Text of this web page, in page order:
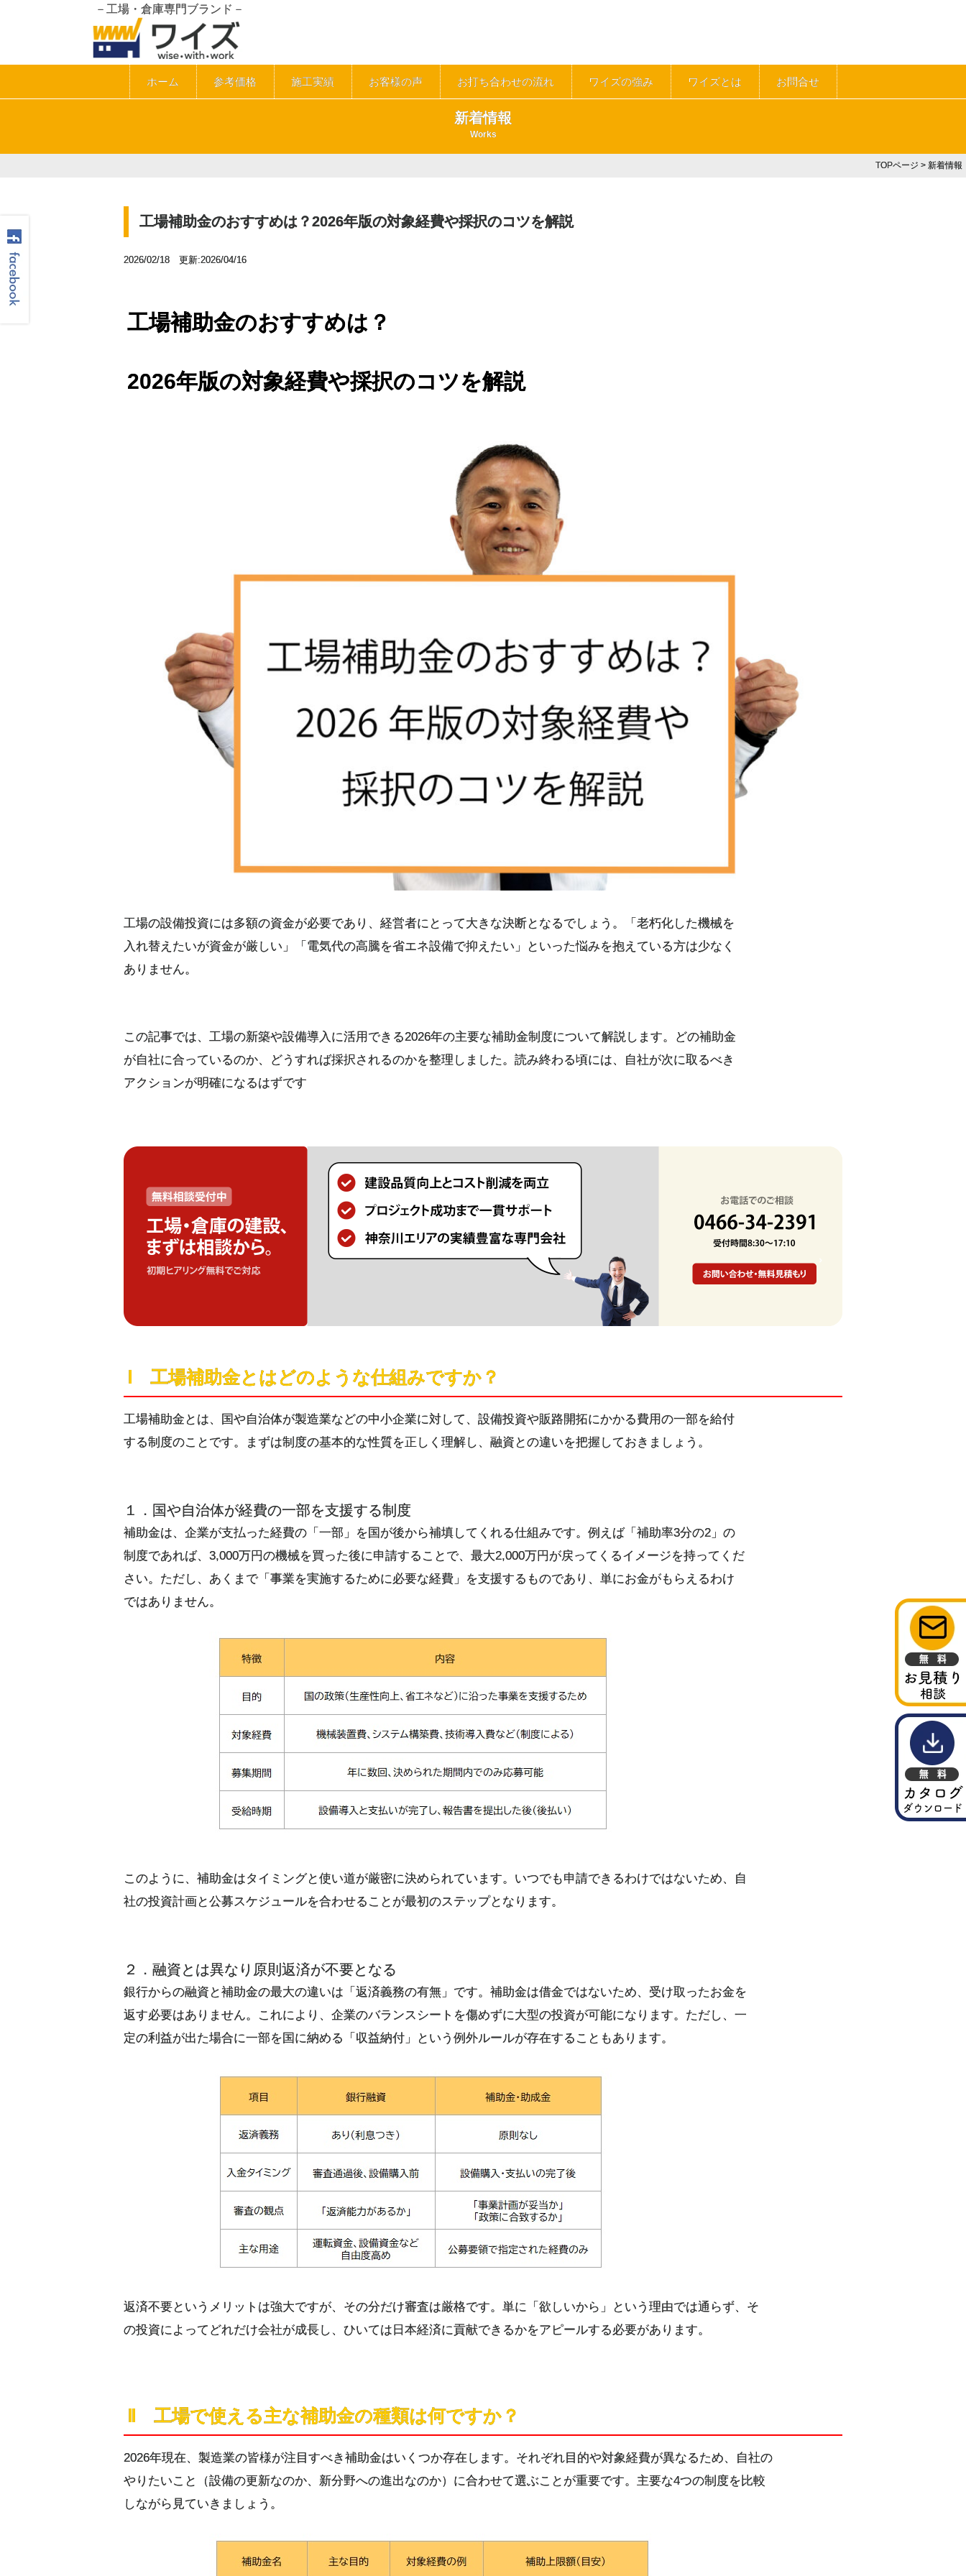
－工場・倉庫専門ブランド－
ホーム 参考価格 施工実績 お客様の声 お打ち合わせの流れ ワイズの強み ワイズとは お問合せ
新着情報
Works
TOPページ > 新着情報
工場補助金のおすすめは？2026年版の対象経費や採択のコツを解説
2026/02/18 更新:2026/04/16
工場補助金のおすすめは？
2026年版の対象経費や採択のコツを解説
工場の設備投資には多額の資金が必要であり、経営者にとって大きな決断となるでしょう。「老朽化した機械を
入れ替えたいが資金が厳しい」「電気代の高騰を省エネ設備で抑えたい」といった悩みを抱えている方は少なく
ありません。
この記事では、工場の新築や設備導入に活用できる2026年の主要な補助金制度について解説します。どの補助金
が自社に合っているのか、どうすれば採択されるのかを整理しました。読み終わる頃には、自社が次に取るべき
アクションが明確になるはずです
Ⅰ 工場補助金とはどのような仕組みですか？
工場補助金とは、国や自治体が製造業などの中小企業に対して、設備投資や販路開拓にかかる費用の一部を給付
する制度のことです。まずは制度の基本的な性質を正しく理解し、融資との違いを把握しておきましょう。
１．国や自治体が経費の一部を支援する制度
補助金は、企業が支払った経費の「一部」を国が後から補填してくれる仕組みです。例えば「補助率3分の2」の
制度であれば、3,000万円の機械を買った後に申請することで、最大2,000万円が戻ってくるイメージを持ってくだ
さい。ただし、あくまで「事業を実施するために必要な経費」を支援するものであり、単にお金がもらえるわけ
ではありません。
このように、補助金はタイミングと使い道が厳密に決められています。いつでも申請できるわけではないため、自
社の投資計画と公募スケジュールを合わせることが最初のステップとなります。
２．融資とは異なり原則返済が不要となる
銀行からの融資と補助金の最大の違いは「返済義務の有無」です。補助金は借金ではないため、受け取ったお金を
返す必要はありません。これにより、企業のバランスシートを傷めずに大型の投資が可能になります。ただし、一
定の利益が出た場合に一部を国に納める「収益納付」という例外ルールが存在することもあります。
返済不要というメリットは強大ですが、その分だけ審査は厳格です。単に「欲しいから」という理由では通らず、そ
の投資によってどれだけ会社が成長し、ひいては日本経済に貢献できるかをアピールする必要があります。
Ⅱ 工場で使える主な補助金の種類は何ですか？
2026年現在、製造業の皆様が注目すべき補助金はいくつか存在します。それぞれ目的や対象経費が異なるため、自社の
やりたいこと（設備の更新なのか、新分野への進出なのか）に合わせて選ぶことが重要です。主要な4つの制度を比較
しながら見ていきましょう。